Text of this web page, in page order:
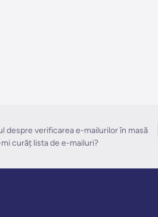
despre verificarea e-mailurilor în masă
curăț lista de e-mailuri?